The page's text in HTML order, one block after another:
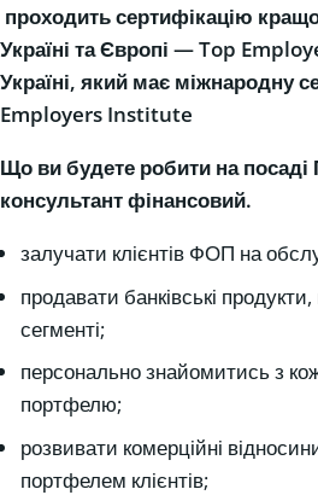
проходить сертифікацію
Україні та Європі — Top
Україні, який має міжнародну
Employers Institute
Що ви будете робити на
консультант фінансовий.
залучати клієнтів ФОП на
продавати банківські
сегменті;
персонально знайомитись з
портфелю;
розвивати комерційні
портфелем клієнтів;